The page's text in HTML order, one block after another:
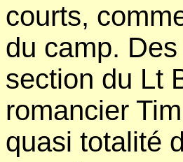
courts,
du camp.
section du Lt
romancier
quasi totalité